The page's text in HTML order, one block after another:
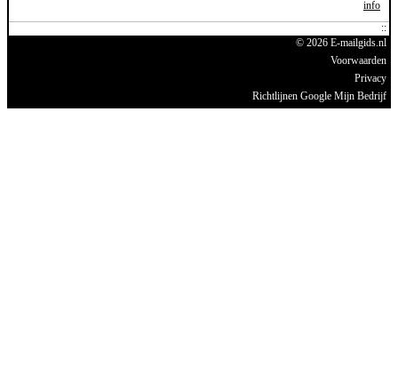
info
© 2026 E-mailgids.nl
Voorwaarden
Privacy
Richtlijnen Google Mijn Bedrijf